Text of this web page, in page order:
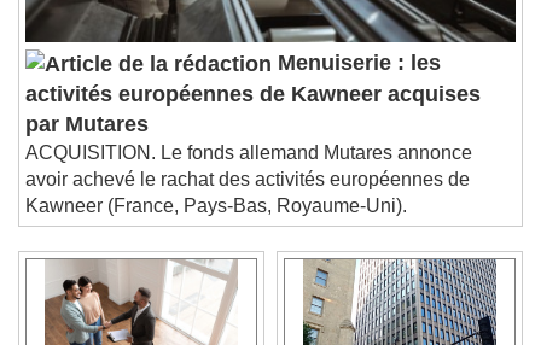
Menuiserie : les
activités européennes de Kawneer acquises
par Mutares
ACQUISITION. Le fonds allemand Mutares annonce
avoir achevé le rachat des activités européennes de
Kawneer (France, Pays-Bas, Royaume-Uni).